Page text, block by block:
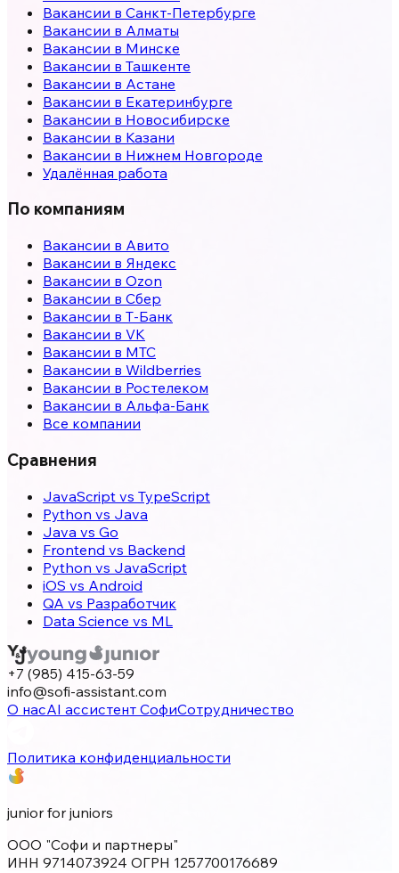
Вакансии в Санкт-Петербурге
Вакансии в Алматы
Вакансии в Минске
Вакансии в Ташкенте
Вакансии в Астане
Вакансии в Екатеринбурге
Вакансии в Новосибирске
Вакансии в Казани
Вакансии в Нижнем Новгороде
Удалённая работа
По компаниям
Вакансии в Авито
Вакансии в Яндекс
Вакансии в Ozon
Вакансии в Сбер
Вакансии в Т-Банк
Вакансии в VK
Вакансии в МТС
Вакансии в Wildberries
Вакансии в Ростелеком
Вакансии в Альфа-Банк
Все компании
Сравнения
JavaScript vs TypeScript
Python vs Java
Java vs Go
Frontend vs Backend
Python vs JavaScript
iOS vs Android
QA vs Разработчик
Data Science vs ML
+7 (985) 415-63-59
info@sofi-assistant.com
О насAI ассистент СофиСотрудничество
Политика конфиденциальности
junior for juniors
ООО "Софи и партнеры"
ИНН 9714073924 ОГРН 1257700176689